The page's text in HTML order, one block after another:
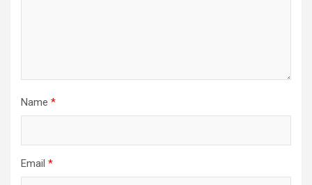
Name *
Email *